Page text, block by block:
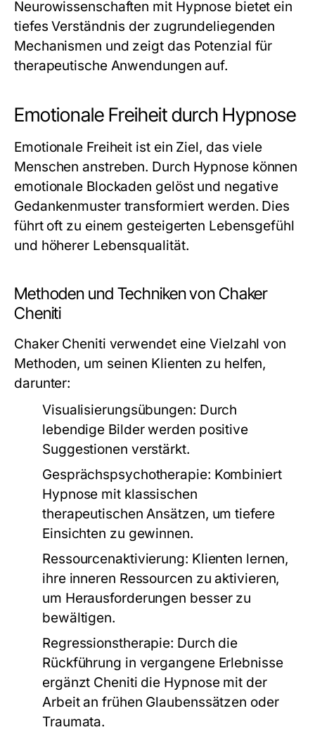
Neurowissenschaften mit Hypnose bietet ein
tiefes Verständnis der zugrundeliegenden
Mechanismen und zeigt das Potenzial für
therapeutische Anwendungen auf.
Emotionale Freiheit durch Hypnose
Emotionale Freiheit ist ein Ziel, das viele
Menschen anstreben. Durch Hypnose können
emotionale Blockaden gelöst und negative
Gedankenmuster transformiert werden. Dies
führt oft zu einem gesteigerten Lebensgefühl
und höherer Lebensqualität.
Methoden und Techniken von Chaker
Cheniti
Chaker Cheniti verwendet eine Vielzahl von
Methoden, um seinen Klienten zu helfen,
darunter:
Visualisierungsübungen: Durch
lebendige Bilder werden positive
Suggestionen verstärkt.
Gesprächspsychotherapie: Kombiniert
Hypnose mit klassischen
therapeutischen Ansätzen, um tiefere
Einsichten zu gewinnen.
Ressourcenaktivierung: Klienten lernen,
ihre inneren Ressourcen zu aktivieren,
um Herausforderungen besser zu
bewältigen.
Regressionstherapie: Durch die
Rückführung in vergangene Erlebnisse
ergänzt Cheniti die Hypnose mit der
Arbeit an frühen Glaubenssätzen oder
Traumata.